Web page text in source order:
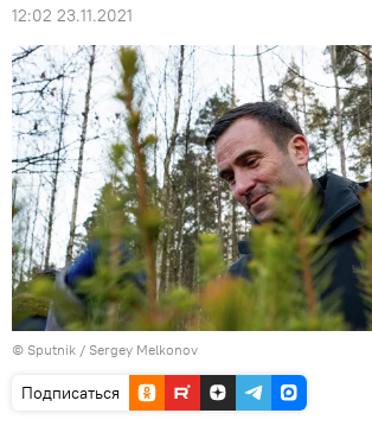
12:02 23.11.2021
© Sputnik / Sergey Melkonov
Подписаться